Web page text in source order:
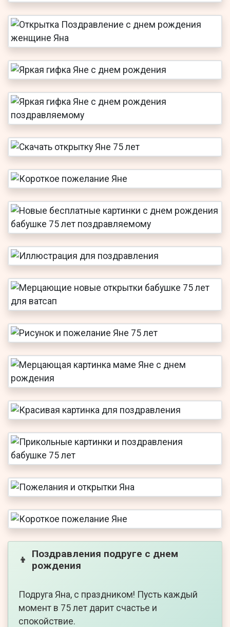
👦
Поздравления подруге с днем
рождения
Подруга Яна, с праздником! Пусть каждый
момент в 75 лет дарит счастье и
спокойствие.